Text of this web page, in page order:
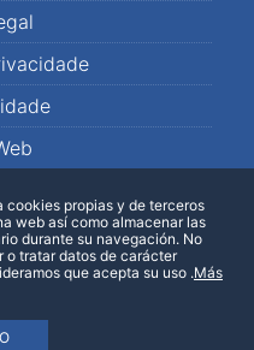
cookies propias y de terceros
web así como almacenar las
durante su navegación. No
o tratar datos de carácter
que acepta su uso .Más